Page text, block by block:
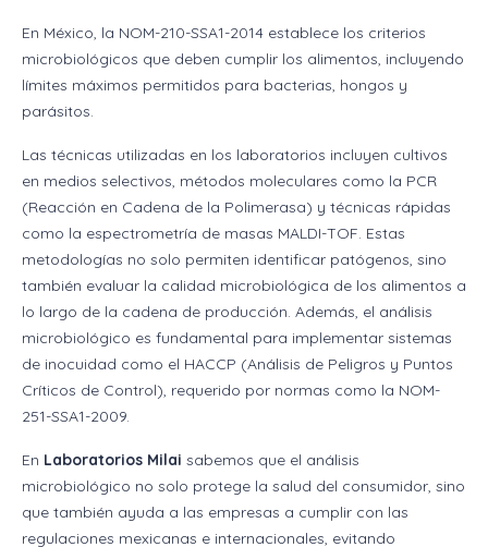
En México, la NOM-210-SSA1-2014 establece los criterios
microbiológicos que deben cumplir los alimentos, incluyendo
límites máximos permitidos para bacterias, hongos y
parásitos.
Las técnicas utilizadas en los laboratorios incluyen cultivos
en medios selectivos, métodos moleculares como la PCR
(Reacción en Cadena de la Polimerasa) y técnicas rápidas
como la espectrometría de masas MALDI-TOF. Estas
metodologías no solo permiten identificar patógenos, sino
también evaluar la calidad microbiológica de los alimentos a
lo largo de la cadena de producción. Además, el análisis
microbiológico es fundamental para implementar sistemas
de inocuidad como el HACCP (Análisis de Peligros y Puntos
Críticos de Control), requerido por normas como la NOM-
251-SSA1-2009.
En Laboratorios Milai sabemos que el análisis
microbiológico no solo protege la salud del consumidor, sino
que también ayuda a las empresas a cumplir con las
regulaciones mexicanas e internacionales, evitando